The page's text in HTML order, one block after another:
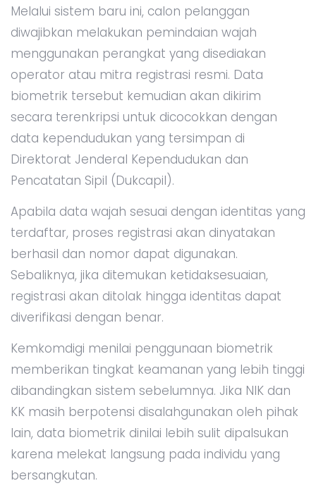
Melalui sistem baru ini, calon pelanggan
diwajibkan melakukan pemindaian wajah
menggunakan perangkat yang disediakan
operator atau mitra registrasi resmi. Data
biometrik tersebut kemudian akan dikirim
secara terenkripsi untuk dicocokkan dengan
data kependudukan yang tersimpan di
Direktorat Jenderal Kependudukan dan
Pencatatan Sipil (Dukcapil).
Apabila data wajah sesuai dengan identitas yang
terdaftar, proses registrasi akan dinyatakan
berhasil dan nomor dapat digunakan.
Sebaliknya, jika ditemukan ketidaksesuaian,
registrasi akan ditolak hingga identitas dapat
diverifikasi dengan benar.
Kemkomdigi menilai penggunaan biometrik
memberikan tingkat keamanan yang lebih tinggi
dibandingkan sistem sebelumnya. Jika NIK dan
KK masih berpotensi disalahgunakan oleh pihak
lain, data biometrik dinilai lebih sulit dipalsukan
karena melekat langsung pada individu yang
bersangkutan.